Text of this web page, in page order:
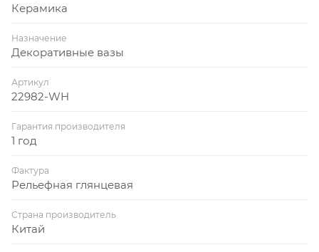
Керамика
Назначение
Декоративные вазы
Артикул
22982-WH
Гарантия производителя
1 год
Фактура
Рельефная глянцевая
Страна производитель
Китай